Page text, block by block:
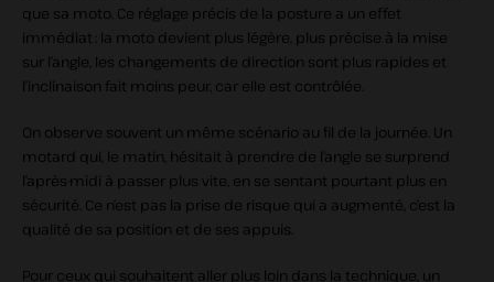
que sa moto. Ce réglage précis de la posture a un effet
immédiat : la moto devient plus légère, plus précise à la mise
sur l’angle, les changements de direction sont plus rapides et
l’inclinaison fait moins peur, car elle est contrôlée.
On observe souvent un même scénario au fil de la journée. Un
motard qui, le matin, hésitait à prendre de l’angle se surprend
l’après‑midi à passer plus vite, en se sentant pourtant plus en
sécurité. Ce n’est pas la prise de risque qui a augmenté, c’est la
qualité de sa position et de ses appuis.
Pour ceux qui souhaitent aller plus loin dans la technique, un